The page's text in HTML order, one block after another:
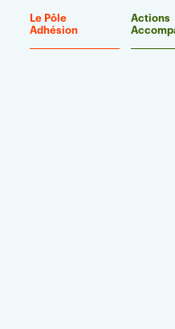
Le Pôle
Adhésion
Actions